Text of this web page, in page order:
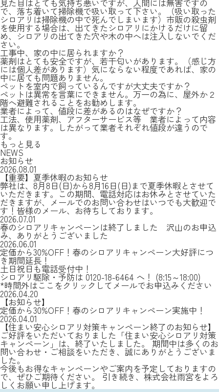
見た目はとても気持ち悪いですが、人間には無害ですの
で、落ち着いて掃除機で吸い取って下さい。（吸い取った
シロアリは掃除機の中で死んでしまいます）市販の殺虫剤
を使用する場合は、出てきたシロアリにかけるだけに留
め、シロアリの出てきた穴や木の中へは注入しないでくだ
さい。
工事中、家の中に居られますか？
薬剤はとても安全ですが、若干匂いがあります。（感じ方
には個人差があります）気にならない程度であれば、家の
中に居ても問題ありません。
ペットを室内で飼っているんですが大丈夫ですか？
ペットは異常を言葉にできません。万一の為に、屋外か２
階へ避難されることをお勧めします。
業者によって、値段に差があるのはなぜですか？
工法、使用薬剤、アフターサービス等 業者によって内容
は異なります。したがって業者それぞれ値段が違うので
す。
もっと見る
NEWS
お知らせ
2026.08.01
【重要】夏季休暇のお知らせ
弊社は、8月8日(日)から8月16日(日)まで夏季休暇とさせて
いただきます。この期間、電話対応はお休みとさせていた
だきますが、メールでのお問い合わせはいつでも大歓迎で
す！皆様のメール、お待ちしております。
2026.07.01
春のシロアリキャンペーンは終了しました 沢山のお申込
み、ありがとうございました
2026.06.01
定価から30%OFF！春のシロアリキャンペーン大好評につ
き期間延長！
土日祝日も電話受付中！
シロアリ駆除・予防は 0120-18-6464 へ！ (8:15～18:00)
*時間外はここをクリックしてメールでお申込みください
2026.04.20
【お知らせ】
定価から30%OFF！春のシロアリキャンペーン実施中！
2026.04.01
【住まい安心シロアリ対策キャンペーン終了のお知らせ】
ご好評をいただいておりました「住まい安心シロアリ対策
キャンペーン」は、終了いたしました。 期間中は多くのお
問い合わせ・ご相談をいただき、誠にありがとうございま
した。
今後もお得なキャンペーンやご案内を予定しておりますの
で、ぜひご期待ください。 引き続き、株式会社雨宮をよろ
しくお願い申し上げます。